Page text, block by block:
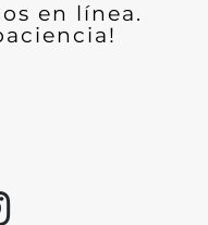
en línea.